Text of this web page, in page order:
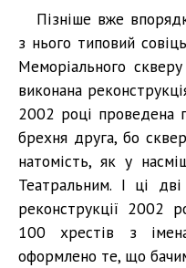
Пізніше вже
з нього типовий
Меморіального
виконана
2002 році проведена
брехня друга, бо
натомість, як у
Театральним. І ці
реконструкції 2002
100 хрестів з
оформлено те, що